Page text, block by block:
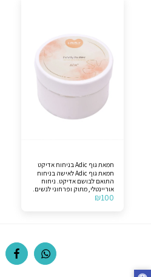
חמאת גוף Adic בניחוח אדיקט
חמאת גוף Adic לאישה בניחוח
התואם לבושם אדיקט. ניחוח
אוריינטלי, מתוק ופרחוני לנשים.
תווים עליונים >> אוכמנית, עלה
₪100